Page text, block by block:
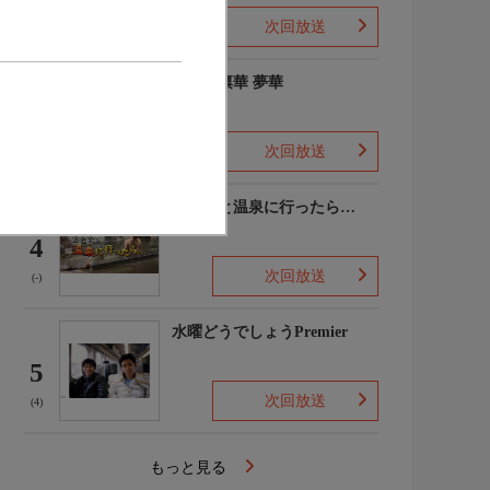
次回放送
ゆめの凛華 夢華
次回放送
4
(-)
あなたと温泉に行ったら…
次回放送
5
(4)
水曜どうでしょうPremier
次回放送
もっと見る